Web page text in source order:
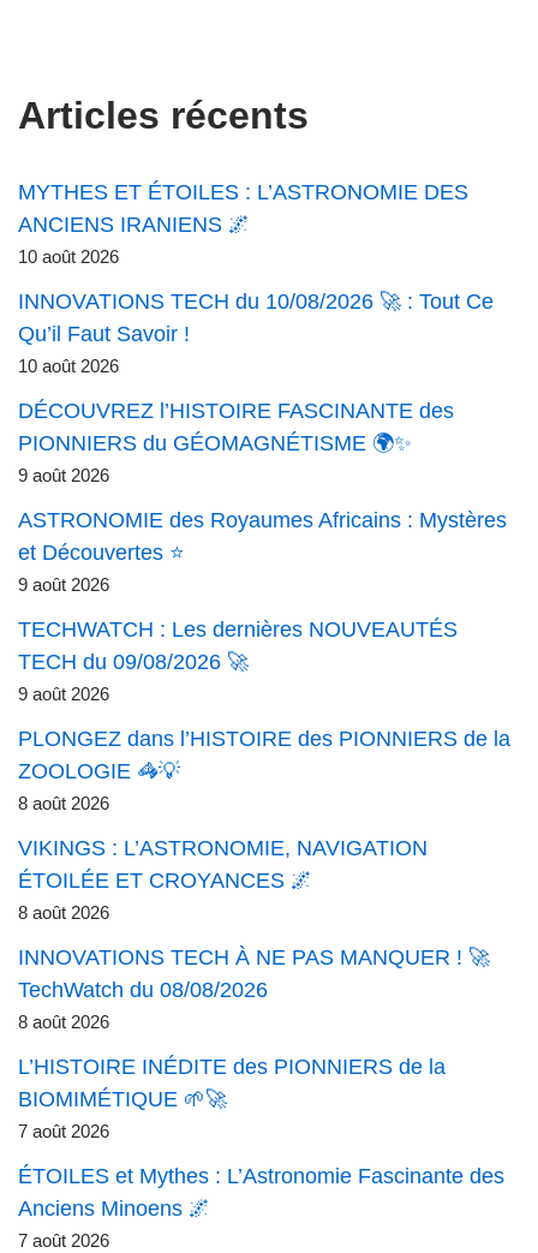
Articles récents
MYTHES ET ÉTOILES : L’ASTRONOMIE DES
ANCIENS IRANIENS 🌌
10 août 2026
INNOVATIONS TECH du 10/08/2026 🚀 : Tout Ce
Qu’il Faut Savoir !
10 août 2026
DÉCOUVREZ l’HISTOIRE FASCINANTE des
PIONNIERS du GÉOMAGNÉTISME 🌍✨
9 août 2026
ASTRONOMIE des Royaumes Africains : Mystères
et Découvertes ⭐
9 août 2026
TECHWATCH : Les dernières NOUVEAUTÉS
TECH du 09/08/2026 🚀
9 août 2026
PLONGEZ dans l’HISTOIRE des PIONNIERS de la
ZOOLOGIE 🦓💡
8 août 2026
VIKINGS : L’ASTRONOMIE, NAVIGATION
ÉTOILÉE ET CROYANCES 🌌
8 août 2026
INNOVATIONS TECH À NE PAS MANQUER ! 🚀
TechWatch du 08/08/2026
8 août 2026
L’HISTOIRE INÉDITE des PIONNIERS de la
BIOMIMÉTIQUE 🌱🚀
7 août 2026
ÉTOILES et Mythes : L’Astronomie Fascinante des
Anciens Minoens 🌌
7 août 2026